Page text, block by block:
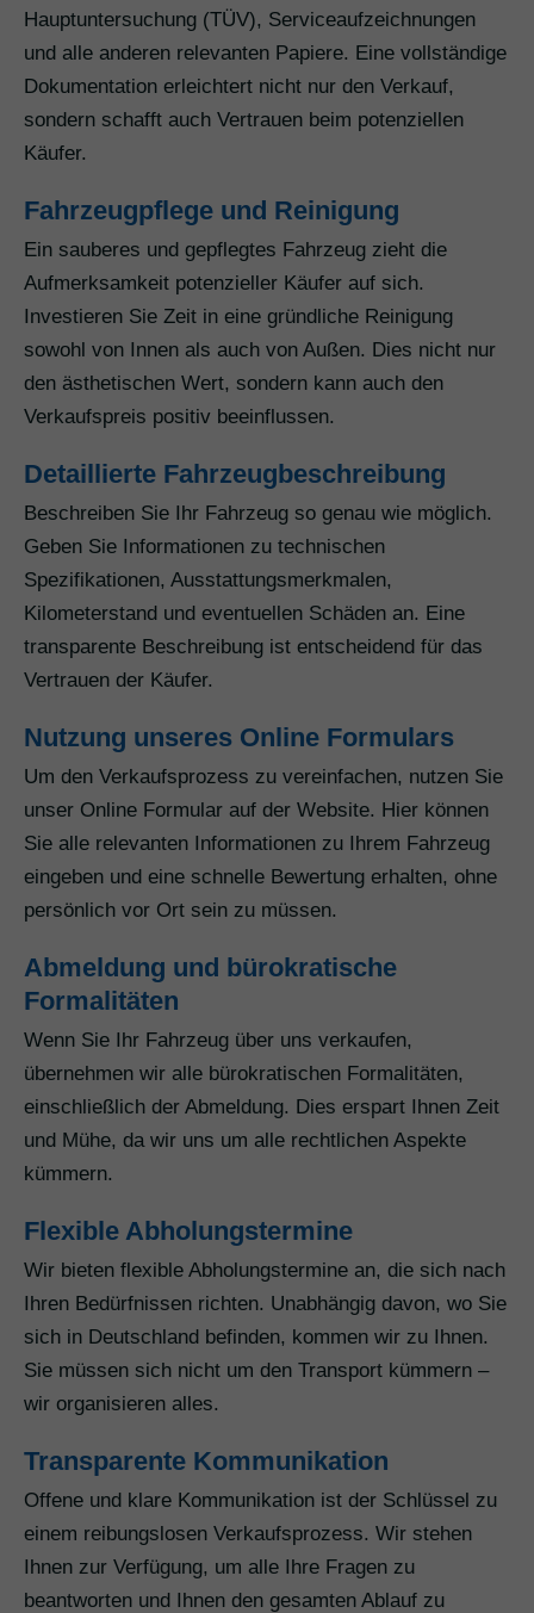
Hauptuntersuchung (TÜV), Serviceaufzeichnungen
und alle anderen relevanten Papiere. Eine vollständige
Dokumentation erleichtert nicht nur den Verkauf,
sondern schafft auch Vertrauen beim potenziellen
Käufer.
Fahrzeugpflege und Reinigung
Ein sauberes und gepflegtes Fahrzeug zieht die
Aufmerksamkeit potenzieller Käufer auf sich.
Investieren Sie Zeit in eine gründliche Reinigung
sowohl von Innen als auch von Außen. Dies nicht nur
den ästhetischen Wert, sondern kann auch den
Verkaufspreis positiv beeinflussen.
Detaillierte Fahrzeugbeschreibung
Beschreiben Sie Ihr Fahrzeug so genau wie möglich.
Geben Sie Informationen zu technischen
Spezifikationen, Ausstattungsmerkmalen,
Kilometerstand und eventuellen Schäden an. Eine
transparente Beschreibung ist entscheidend für das
Vertrauen der Käufer.
Nutzung unseres Online Formulars
Um den Verkaufsprozess zu vereinfachen, nutzen Sie
unser Online Formular auf der Website. Hier können
Sie alle relevanten Informationen zu Ihrem Fahrzeug
eingeben und eine schnelle Bewertung erhalten, ohne
persönlich vor Ort sein zu müssen.
Abmeldung und bürokratische
Formalitäten
Wenn Sie Ihr Fahrzeug über uns verkaufen,
übernehmen wir alle bürokratischen Formalitäten,
einschließlich der Abmeldung. Dies erspart Ihnen Zeit
und Mühe, da wir uns um alle rechtlichen Aspekte
kümmern.
Flexible Abholungstermine
Wir bieten flexible Abholungstermine an, die sich nach
Ihren Bedürfnissen richten. Unabhängig davon, wo Sie
sich in Deutschland befinden, kommen wir zu Ihnen.
Sie müssen sich nicht um den Transport kümmern –
wir organisieren alles.
Transparente Kommunikation
Offene und klare Kommunikation ist der Schlüssel zu
einem reibungslosen Verkaufsprozess. Wir stehen
Ihnen zur Verfügung, um alle Ihre Fragen zu
beantworten und Ihnen den gesamten Ablauf zu